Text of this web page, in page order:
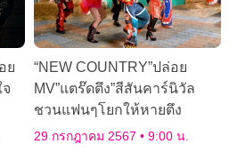
ย
“NEW COUNTRY”ปล่อย
MV”แตร๊ดตึง”สีสันคาร์นิวัล
ชวนแฟนๆโยกให้หายตึง
29 กรกฎาคม 2567 9:00 น.